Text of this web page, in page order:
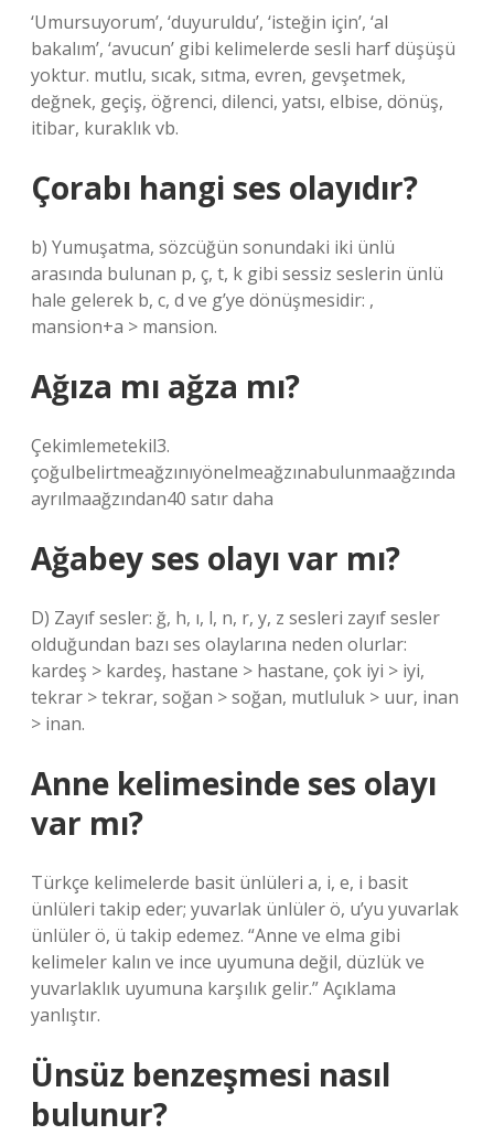
‘Umursuyorum’, ‘duyuruldu’, ‘isteğin için’, ‘al
bakalım’, ‘avucun’ gibi kelimelerde sesli harf düşüşü
yoktur. mutlu, sıcak, sıtma, evren, gevşetmek,
değnek, geçiş, öğrenci, dilenci, yatsı, elbise, dönüş,
itibar, kuraklık vb.
Çorabı hangi ses olayıdır?
b) Yumuşatma, sözcüğün sonundaki iki ünlü
arasında bulunan p, ç, t, k gibi sessiz seslerin ünlü
hale gelerek b, c, d ve g’ye dönüşmesidir: ,
mansion+a > mansion.
Ağıza mı ağza mı?
Çekimlemetekil3.
çoğulbelirtmeağzınıyönelmeağzınabulunmaağzında
ayrılmaağzından40 satır daha
Ağabey ses olayı var mı?
D) Zayıf sesler: ğ, h, ı, l, n, r, y, z sesleri zayıf sesler
olduğundan bazı ses olaylarına neden olurlar:
kardeş > kardeş, hastane > hastane, çok iyi > iyi,
tekrar > tekrar, soğan > soğan, mutluluk > uur, inan
> inan.
Anne kelimesinde ses olayı
var mı?
Türkçe kelimelerde basit ünlüleri a, i, e, i basit
ünlüleri takip eder; yuvarlak ünlüler ö, u’yu yuvarlak
ünlüler ö, ü takip edemez. “Anne ve elma gibi
kelimeler kalın ve ince uyumuna değil, düzlük ve
yuvarlaklık uyumuna karşılık gelir.” Açıklama
yanlıştır.
Ünsüz benzeşmesi nasıl
bulunur?